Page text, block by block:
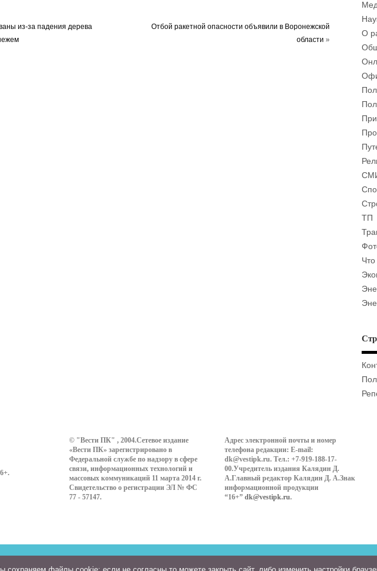
из-за падения дерева
Отбой ракетной опасности объявили в Воронежской
области »
О
ТП
.
© "Вести ПК" , 2004.Сетевое издание
«Вести ПК» зарегистрировано в
Федеральной службе по надзору в сфере
связи, информационных технологий и
массовых коммуникаций 11 марта 2014 г.
Свидетельство о регистрации ЭЛ № ФС
77 - 57147.
Адрес электронной почты и номер
телефона редакции: E-mail:
dk@vestipk.ru. Тел.: +7-919-188-17-
00.Учредитель издания Калядин Д.
А.Главный редактор Калядин Д. А.Знак
информационной продукции
“16+” dk@vestipk.ru.